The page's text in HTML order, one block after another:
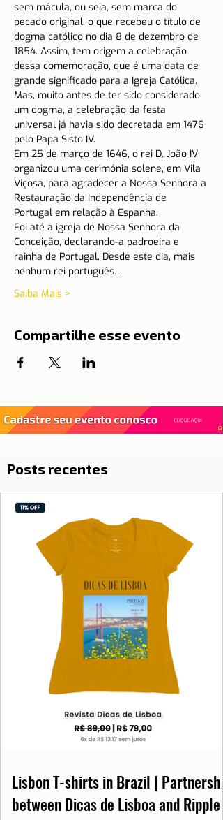
sem mácula, ou seja, sem marca do
pecado original, o que recebeu o título de
dogma católico no dia 8 de dezembro de
1854. Assim, tem origem a celebração
dessa comemoração, que é uma data de
grande significado para a Igreja Católica.
Mas, muito antes de ter sido considerado
um dogma, a celebração da festa
universal já havia sido decretada em 1476
pelo Papa Sisto IV.
Em 25 de março de 1646, o rei D. João IV
organizou uma cerimónia solene, em Vila
Viçosa, para agradecer a Nossa Senhora a
Restauração da Independência de
Portugal em relação à Espanha.
Foi até a igreja de Nossa Senhora da
Conceição, declarando-a padroeira e
rainha de Portugal. Desde este dia, mais
nenhum rei português…
Saiba Mais >
Compartilhe esse evento
Posts recentes
Lisbon T-shirts in Brazil | Partnership
between Dicas de Lisboa and Ripple